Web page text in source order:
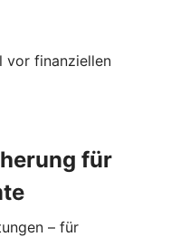
vor finanziellen
für
– für